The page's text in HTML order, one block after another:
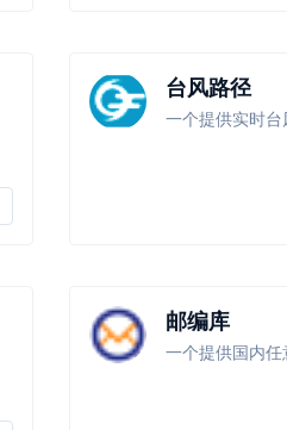
台风路径
一个提供实时
邮编库
一个提供国内